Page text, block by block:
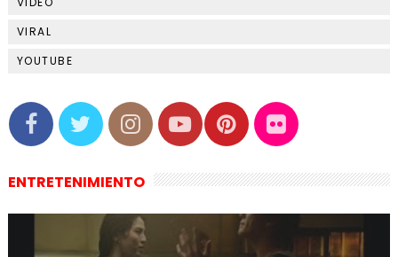
VIRAL
YOUTUBE
ENTRETENIMIENTO